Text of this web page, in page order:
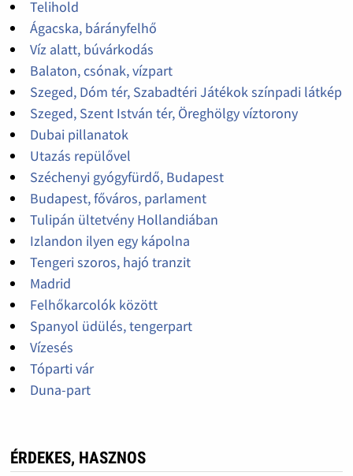
Telihold
Ágacska, bárányfelhő
Víz alatt, búvárkodás
Balaton, csónak, vízpart
Szeged, Dóm tér, Szabadtéri Játékok színpadi látkép
Szeged, Szent István tér, Öreghölgy víztorony
Dubai pillanatok
Utazás repülővel
Széchenyi gyógyfürdő, Budapest
Budapest, főváros, parlament
Tulipán ültetvény Hollandiában
Izlandon ilyen egy kápolna
Tengeri szoros, hajó tranzit
Madrid
Felhőkarcolók között
Spanyol üdülés, tengerpart
Vízesés
Tóparti vár
Duna-part
ÉRDEKES, HASZNOS